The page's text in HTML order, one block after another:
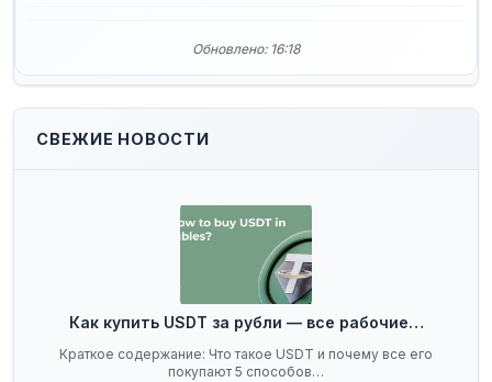
Обновлено: 16:18
СВЕЖИЕ НОВОСТИ
Как купить USDT за рубли — все рабочие…
Краткое содержание: Что такое USDT и почему все его
покупают 5 способов…